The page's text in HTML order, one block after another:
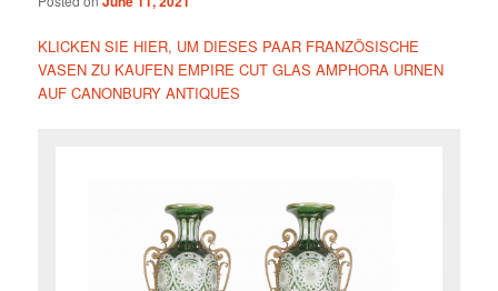
KLICKEN SIE HIER, UM DIESES PAAR FRANZÖSISCHE
VASEN ZU KAUFEN EMPIRE CUT GLAS AMPHORA URNEN
AUF CANONBURY ANTIQUES